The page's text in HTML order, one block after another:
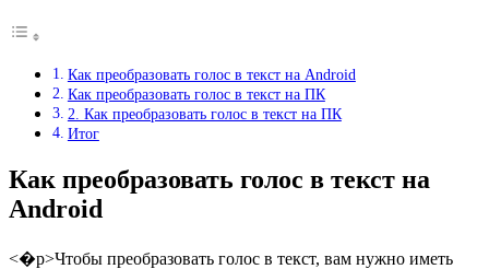
Как преобразовать голос в текст на Android
Как преобразовать голос в текст на ПК
2. Как преобразовать голос в текст на ПК
Итог
Как преобразовать голос в текст на
Android
<�р>Чтобы преобразовать голос в текст, вам нужно иметь